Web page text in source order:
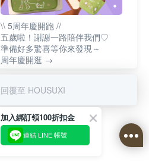
\\ 5周年慶開跑 //
五歲啦！謝謝一路陪伴我們♡
準備好多驚喜等你來發現～
周年慶開逛 →
回覆至 HOUSUXI
加入綁訂領100折扣金
連結 LINE 帳號